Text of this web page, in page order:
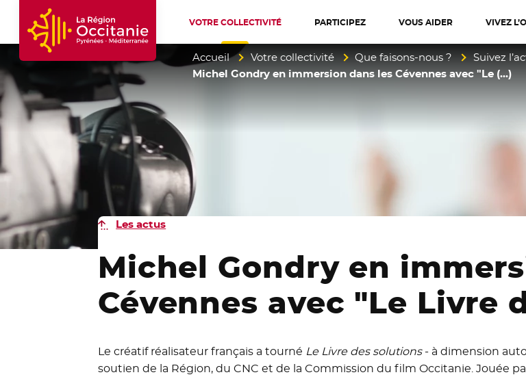
Accueil Région Occitanie / Pyrénées-Méditerranée
VOTRE COLLECTIVITÉ PARTICIPEZ VOUS AIDER VIVEZ
Accueil Votre collectivité Que faisons-nous ? Suivez
Michel Gondry en immersion dans les Cévennes avec "Le (…)
Les actus
Michel Gondry en
Cévennes avec "Le Livre
Le créatif réalisateur français a tourné Le Livre des solutions- à dimension
soutien de la Région, du CNC et de la Commission du film Occitanie. Jouée